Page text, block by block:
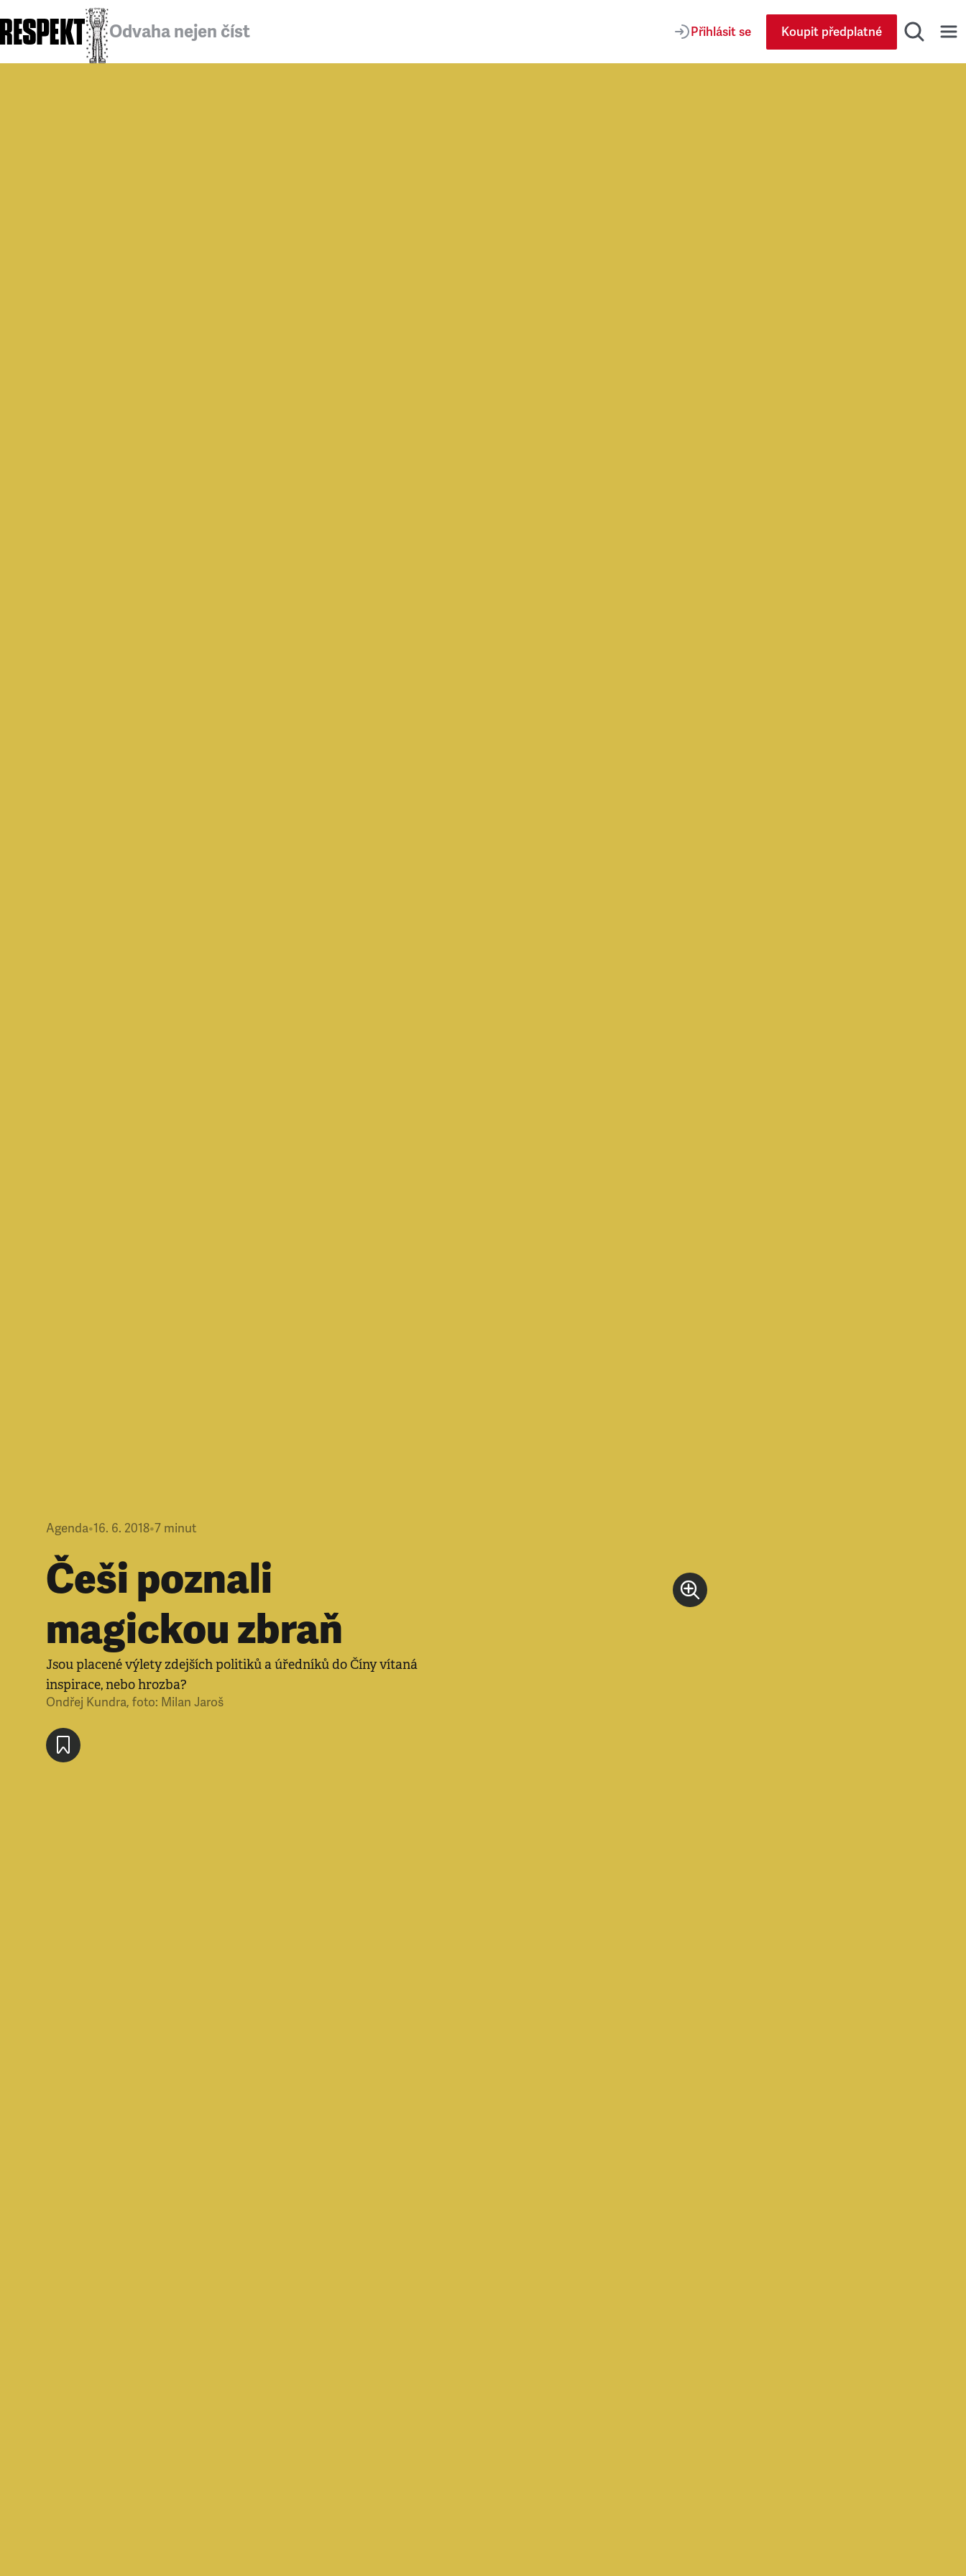
Odvaha nejen číst Přihlásit se Koupit předplatné
Agenda•16. 6. 2018•7 minut
Češi poznali
magickou zbraň
Jsou placené výlety zdejších politiků a úředníků do Číny vítaná
inspirace, nebo hrozba?
Ondřej Kundra, foto: Milan Jaroš